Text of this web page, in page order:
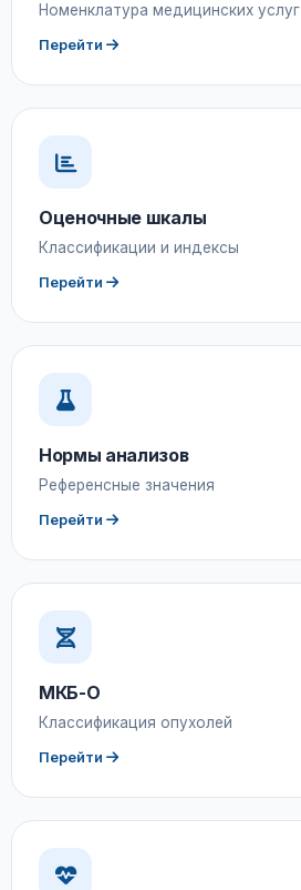
Номенклатура медицинских услуг
Перейти
Оценочные шкалы
Классификации и индексы
Перейти
Нормы анализов
Референсные значения
Перейти
МКБ-О
Классификация опухолей
Перейти